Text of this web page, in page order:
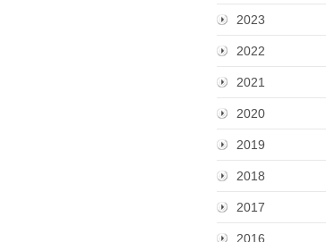
2023
2022
2021
2020
2019
2018
2017
2016